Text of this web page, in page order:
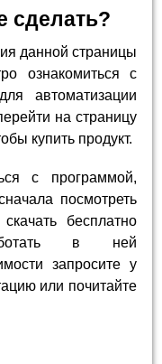
сделать?
данной страницы
ознакомиться с
автоматизации
на страницу
купить продукт.
с программой,
посмотреть
бесплатно
в ней
запросите у
или почитайте